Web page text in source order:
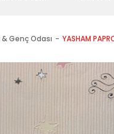
Genç Odası YASHAM